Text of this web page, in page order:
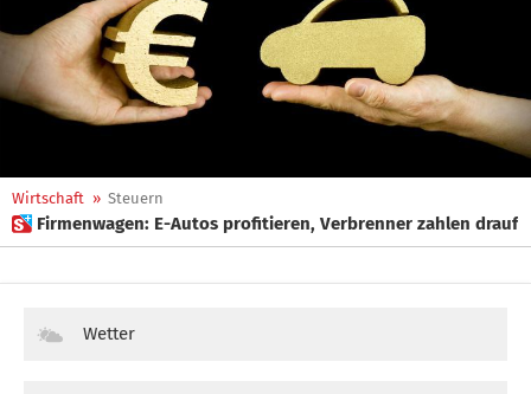
Wirtschaft » Steuern
 Firmenwagen: E-Autos profitieren, Verbrenner zahlen drauf
Wetter